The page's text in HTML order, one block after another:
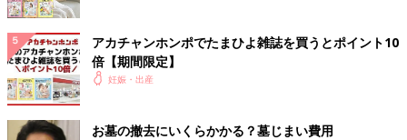
ビタミン剤に頼るのもありですよね😌 ありがとうござい
ます 早速試してみます✨
マ*****さん
アカチャンホンポでたまひよ雑誌を買うとポイント10
倍【期間限定】
妊娠・出産
お墓の撤去にいくらかかる？墓じまい費用